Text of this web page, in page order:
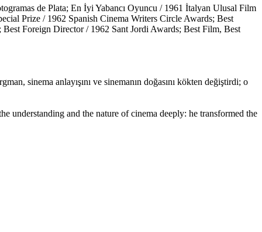
de Plata; En İyi Yabancı Oyuncu / 1961 İtalyan Ulusal Film
Prize / 1962 Spanish Cinema Writers Circle Awards; Best
Foreign Director / 1962 Sant Jordi Awards; Best Film, Best
sinema anlayışını ve sinemanın doğasını kökten değiştirdi; o
understanding and the nature of cinema deeply: he transformed the